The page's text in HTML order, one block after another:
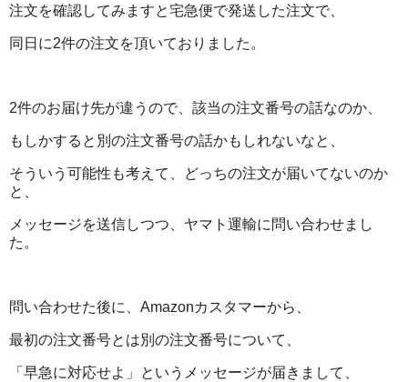
注文を確認してみますと宅急便で発送した注文で、
同日に2件の注文を頂いておりました。
2件のお届け先が違うので、該当の注文番号の話なのか、
もしかすると別の注文番号の話かもしれないなと、
そういう可能性も考えて、どっちの注文が届いてないのか
と、
メッセージを送信しつつ、ヤマト運輸に問い合わせまし
た。
問い合わせた後に、Amazonカスタマーから、
最初の注文番号とは別の注文番号について、
「早急に対応せよ」というメッセージが届きまして、